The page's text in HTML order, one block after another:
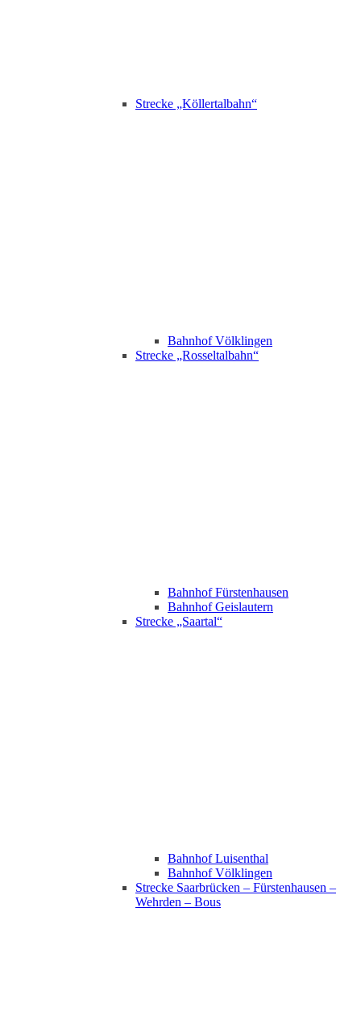
Strecke „Köllertalbahn“
Bahnhof Völklingen
Strecke „Rosseltalbahn“
Bahnhof Fürstenhausen
Bahnhof Geislautern
Strecke „Saartal“
Bahnhof Luisenthal
Bahnhof Völklingen
Strecke Saarbrücken – Fürstenhausen –
Wehrden – Bous